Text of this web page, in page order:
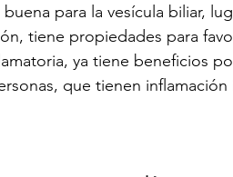
para la vesícula biliar,
tiene propiedades para
ya tiene beneficios
que tienen